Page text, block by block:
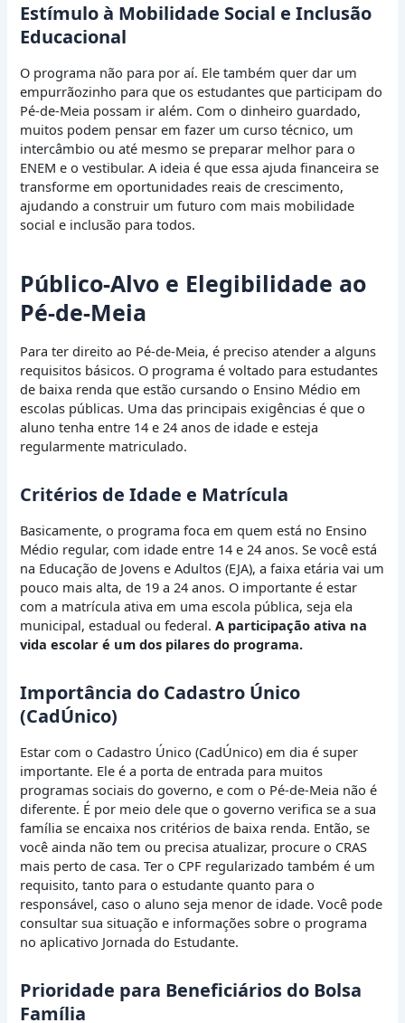
Estímulo à Mobilidade Social e Inclusão
Educacional
O programa não para por aí. Ele também quer dar um
empurrãozinho para que os estudantes que participam do
Pé-de-Meia possam ir além. Com o dinheiro guardado,
muitos podem pensar em fazer um curso técnico, um
intercâmbio ou até mesmo se preparar melhor para o
ENEM e o vestibular. A ideia é que essa ajuda financeira se
transforme em oportunidades reais de crescimento,
ajudando a construir um futuro com mais mobilidade
social e inclusão para todos.
Público-Alvo e Elegibilidade ao
Pé-de-Meia
Para ter direito ao Pé-de-Meia, é preciso atender a alguns
requisitos básicos. O programa é voltado para estudantes
de baixa renda que estão cursando o Ensino Médio em
escolas públicas. Uma das principais exigências é que o
aluno tenha entre 14 e 24 anos de idade e esteja
regularmente matriculado.
Critérios de Idade e Matrícula
Basicamente, o programa foca em quem está no Ensino
Médio regular, com idade entre 14 e 24 anos. Se você está
na Educação de Jovens e Adultos (EJA), a faixa etária vai um
pouco mais alta, de 19 a 24 anos. O importante é estar
com a matrícula ativa em uma escola pública, seja ela
municipal, estadual ou federal.A participação ativa na
vida escolar é um dos pilares do programa.
Importância do Cadastro Único
(CadÚnico)
Estar com o Cadastro Único (CadÚnico) em dia é super
importante. Ele é a porta de entrada para muitos
programas sociais do governo, e com o Pé-de-Meia não é
diferente. É por meio dele que o governo verifica se a sua
família se encaixa nos critérios de baixa renda. Então, se
você ainda não tem ou precisa atualizar, procure o CRAS
mais perto de casa. Ter o CPF regularizado também é um
requisito, tanto para o estudante quanto para o
responsável, caso o aluno seja menor de idade. Você pode
consultar sua situação e informações sobre o programa
no aplicativo Jornada do Estudante.
Prioridade para Beneficiários do Bolsa
Família